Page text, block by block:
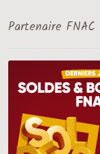
Partenaire FNAC